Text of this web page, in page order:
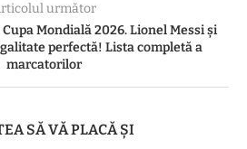
următor
Mondială 2026. Lionel Messi și
perfectă! Lista completă a
marcatorilor
SĂ VĂ PLACĂ ȘI